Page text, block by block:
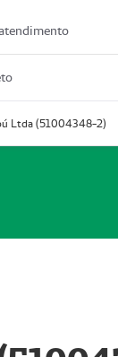
Ltda (51004348-2)